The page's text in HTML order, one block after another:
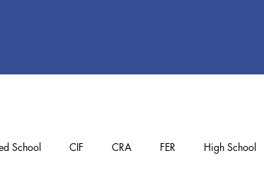
School CIF CRA FER High School